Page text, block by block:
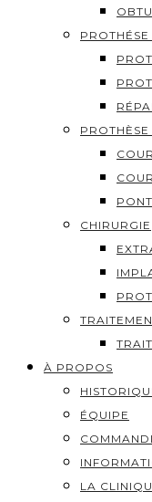
CHIRURGIE
À PROPOS
ÉQUIPE
LA